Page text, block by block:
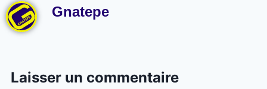
Gnatepe
Laisser un commentaire